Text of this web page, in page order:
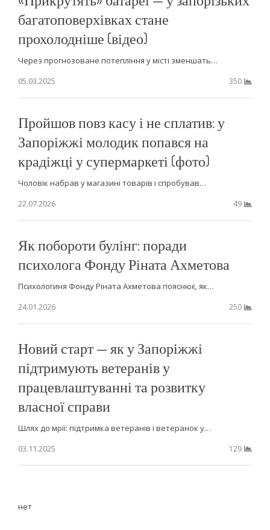
багатоповерхівках стане
прохолодніше (відео)
Через прогнозоване потепління у місті зменшать…
05.03.2025
350
Пройшов повз касу і не сплатив: у
Запоріжжі молодик попався на
крадіжці у супермаркеті (фото)
Чоловік набрав у магазині товарів і спробував…
22.07.2026
49
Як побороти булінг: поради
психолога Фонду Ріната Ахметова
Психологиня Фонду Ріната Ахметова пояснює, як…
24.01.2026
250
Новий старт — як у Запоріжжі
підтримують ветеранів у
працевлаштуванні та розвитку
власної справи
Шлях до мрії: підтримка ветеранів і ветеранок у…
03.11.2025
129
нет